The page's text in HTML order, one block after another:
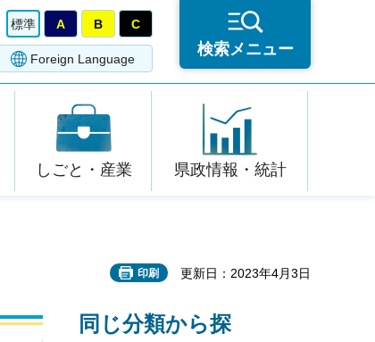
標準 A B C
Foreign Language
検索メニュー
しごと・産業 県政情報・統計
印刷 更新日：2023年4月3日
同じ分類から探